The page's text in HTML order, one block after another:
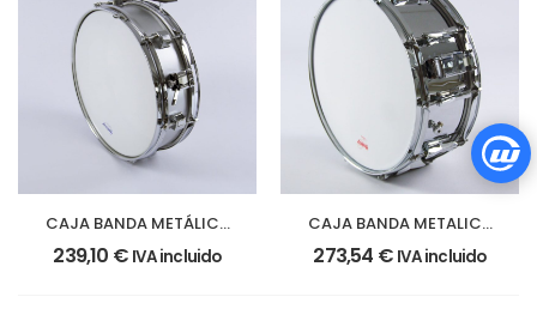
CAJA BANDA METÁLICA
35,5 Ø x 10 cm. (14″Ø
x4″) – casco de
239,10 € IVA incluido
CAJA BANDA METALICA
35,5 Ø x 14 cm. (14″ Ø x
5,5 «) casco cromado
273,54 € IVA incluido